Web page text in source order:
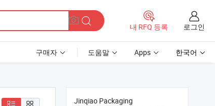
내 RFQ 등록 로그인
구매자 도움말 Apps 한국어
Jinqiao Packaging